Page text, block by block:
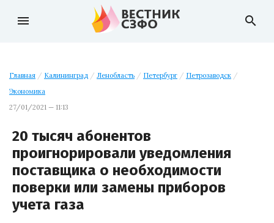
menu search
Главная / Калининград / Ленобласть / Петербург / Петрозаводск /
Экономика
27/01/2021 — 11:13
20 тысяч абонентов
проигнорировали уведомления
поставщика о необходимости
поверки или замены приборов
учета газа